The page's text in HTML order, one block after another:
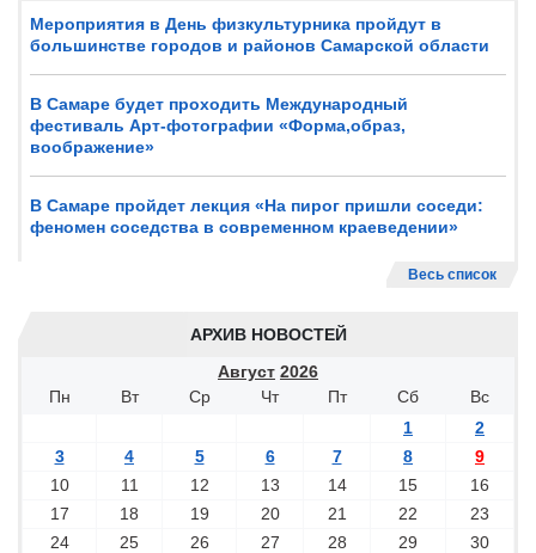
Мероприятия в День физкультурника пройдут в
большинстве городов и районов Самарской области
В Самаре будет проходить Международный
фестиваль Арт-фотографии «Форма,образ,
воображение»
В Самаре пройдет лекция «На пирог пришли соседи:
феномен соседства в современном краеведении»
Весь список
АРХИВ НОВОСТЕЙ
Август 2026
Пн
Вт Ср Чт Пт Сб
Вс
1
2
3
4 5 6 7 8
9
10
11 12 13 14 15
16
17
18 19 20 21 22
23
24
25 26 27 28 29 30